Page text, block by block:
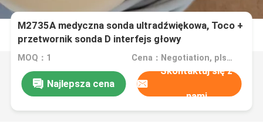
M2735A medyczna sonda ultradźwiękowa, Toco +
przetwornik sonda D interfejs głowy
MOQ：1 Cena：Negotiation, pls contact me
Najlepsza cena
Skontaktuj się z
nami